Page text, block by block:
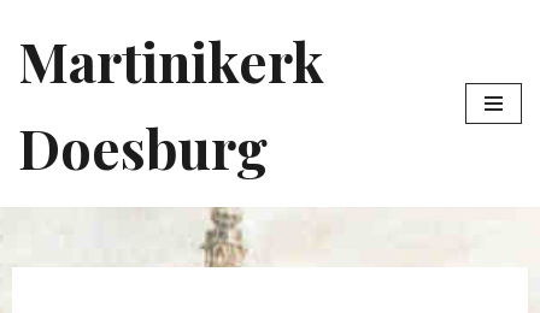
Ga
inhoud
Martinikerk
Doesburg